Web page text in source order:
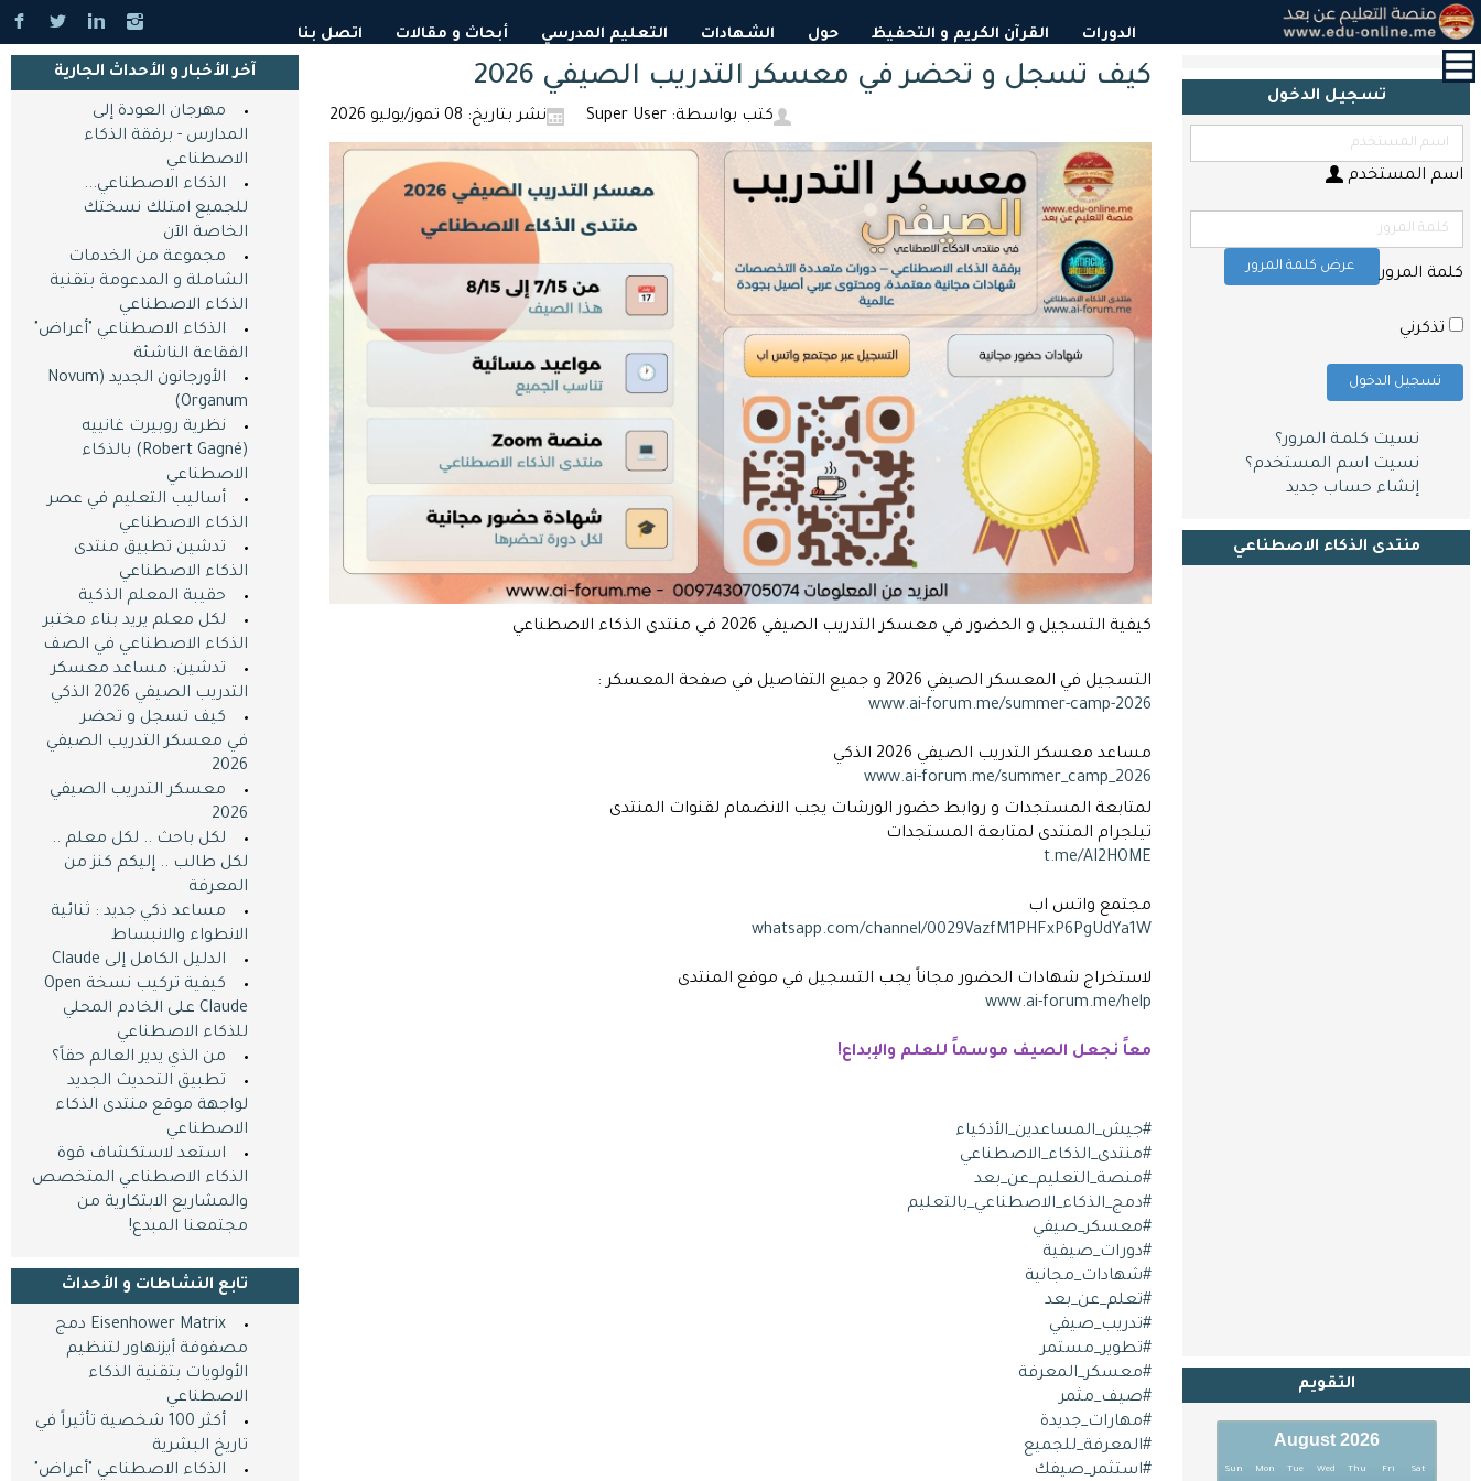
القائمة
الرئيسية
القرآن
الكريم
التحفيظ
التعليم
أبحاث
الدورات القرآن الكريم و التحفيظ حول الشهادات التعليم المدرسي أبحاث و مقالات اتصل بنا
تسجيل الدخول
اسم المستخدم
كلمة المرور عرض كلمة المرور
تذكرني
تسجيل الدخول
نسيت كلمـة المرور؟
نسيت اسم المستخدم؟
إنشاء حساب جديد
منتدى الذكاء الاصطناعي
التقويم
August 2026
Sun Mon Tue Wed Thu Fri Sat
كيف تسجل و تحضر في معسكر التدريب الصيفي 2026
نشر بتاريخ: 08 تموز/يوليو 2026 كتب بواسطة: Super User
كيفية التسجيل و الحضور في معسكر التدريب الصيفي 2026 في منتدى الذكاء الاصطناعي
التسجيل في المعسكر الصيفي 2026 و جميع التفاصيل في صفحة المعسكر :
www.ai-forum.me/summer-camp-2026
مساعد معسكر التدريب الصيفي 2026 الذكي
www.ai-forum.me/summer_camp_2026
لمتابعة المستجدات و روابط حضور الورشات يجب الانضمام لقنوات المنتدى
تيلجرام المنتدى لمتابعة المستجدات
t.me/AI2HOME
مجتمع واتس اب
whatsapp.com/channel/0029VazfM1PHFxP6PgUdYa1W
لاستخراج شهادات الحضور مجاناً يجب التسجيل في موقع المنتدى
www.ai-forum.me/help
معاً نجعل الصيف موسماً للعلم والإبداع!
#جيش_المساعدين_الأذكياء
#منتدى_الذكاء_الاصطناعي
#منصة_التعليم_عن_بعد
#دمج_الذكاء_الاصطناعي_بالتعليم
#معسكر_صيفي
#دورات_صيفية
#شهادات_مجانية
#تعلم_عن_بعد
#تدريب_صيفي
#تطوير_مستمر
#معسكر_المعرفة
#صيف_مثمر
#مهارات_جديدة
#المعرفة_للجميع
#استثمر_صيفك
آخر اﻷخبار و اﻷحداث الجارية
مهرجان العودة إلى
المدارس - برفقة الذكاء
الاصطناعي
الذكاء الاصطناعي...
للجميع امتلك نسختك
الخاصة اﻵن
مجموعة من الخدمات
الشاملة و المدعومة بتقنية
الذكاء الاصطناعي
الذكاء الاصطناعي "أعراض"
الفقاعة الناشئة
الأورجانون الجديد (Novum
Organum)
نظرية روبيرت غانييه
(Robert Gagné) بالذكاء
الاصطناعي
أساليب التعليم في عصر
الذكاء الاصطناعي
تدشين تطبيق منتدى
الذكاء الاصطناعي
حقيبة المعلم الذكية
لكل معلم يريد بناء مختبر
الذكاء الاصطناعي في الصف
تدشين: مساعد معسكر
التدريب الصيفي 2026 الذكي
كيف تسجل و تحضر
في معسكر التدريب الصيفي
2026
معسكر التدريب الصيفي
2026
لكل باحث .. لكل معلم ..
لكل طالب .. إليكم كنز من
المعرفة
مساعد ذكي جديد : ثنائية
الانطواء والانبساط
الدليل الكامل إلى Claude
كيفية تركيب نسخة Open
Claude على الخادم المحلي
للذكاء الاصطناعي
من الذي يدير العالم حقاً؟
تطبيق التحديث الجديد
لواجهة موقع منتدى الذكاء
الاصطناعي
استعد لاستكشاف قوة
الذكاء الاصطناعي المتخصص
والمشاريع الابتكارية من
مجتمعنا المبدع!
تابع النشاطات و اﻷحداث
Eisenhower Matrix دمج
مصفوفة أيزنهاور لتنظيم
الأولويات بتقنية الذكاء
الاصطناعي
أكثر 100 شخصية تأثيراً في
تاريخ البشرية
الذكاء الاصطناعي "أعراض"